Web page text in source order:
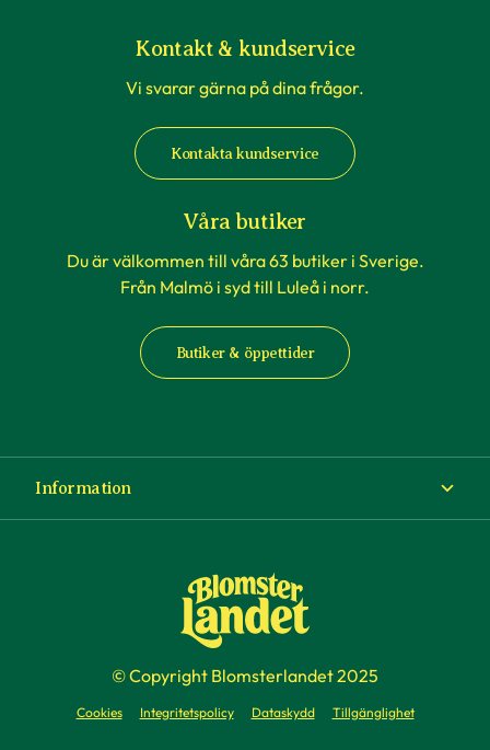
Kontakt & kundservice
Vi svarar gärna på dina frågor.
Kontakta kundservice
Våra butiker
Du är välkommen till våra 63 butiker i Sverige.
Från Malmö i syd till Luleå i norr.
Butiker & öppettider
Information
Köp- och leveransvillkor
Företag
© Copyright Blomsterlandet 2025
Cookies Integritetspolicy Dataskydd Tillgänglighet